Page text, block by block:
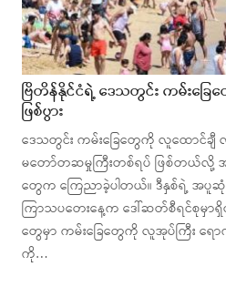
ဗြိတိန်နိုင်ငံရဲ့ ဒေသတွင်း ကမ်းခြေ
ဖြစ်ပွား
ဒေသတွင်း ကမ်းခြေတွေကို လူထောင်ခ
မတော်တဆမှုကြီးတစ်ရပ် ဖြစ်တယ်လို့ အ
တွေက ကြေညာခဲ့ပါတယ်။ ဒီနှစ်ရဲ့ အပူဆုံး
ကြာသပတေးနေ့က ဒေါ်ဆတ်စီရင်စုမှာ
တွေမှာ ကမ်းခြေတွေကို လူအုပ်ကြီး ရော
ကို…